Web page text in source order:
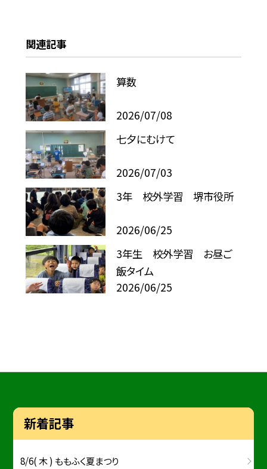
関連記事
算数
2026/07/08
七夕にむけて
2026/07/03
3年 校外学習 堺市役所
2026/06/25
3年生 校外学習 お昼ご
飯タイム
2026/06/25
新着記事
8/6( 木 ) ももふく夏まつり